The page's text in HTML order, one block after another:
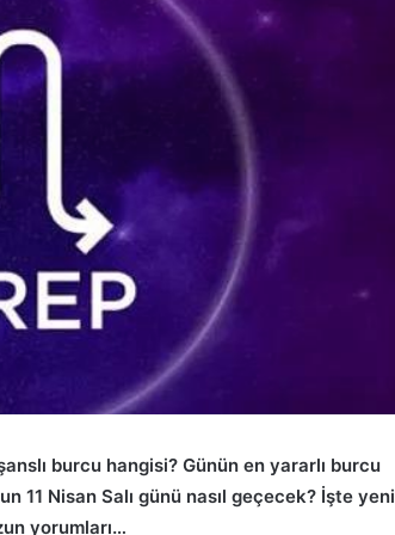
burcu hangisi? Günün en yararlı burcu
11 Nisan Salı günü nasıl geçecek? İşte yeni
yorumları…